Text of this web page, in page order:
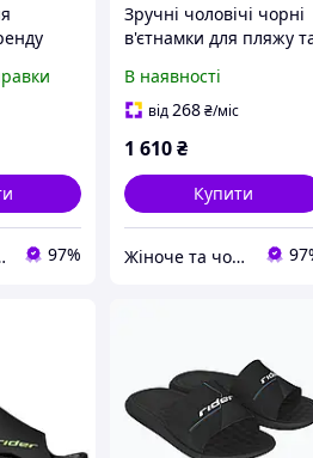
та аксесуарів 97%
Зручні чоловічі чорні
в'єтнамки для пляжу
високоякісні, чоловіче
пляжне взуття на літо
В наявності
від268₴/міс
1 610₴
Купити
Жіноче та чоловіче взуття